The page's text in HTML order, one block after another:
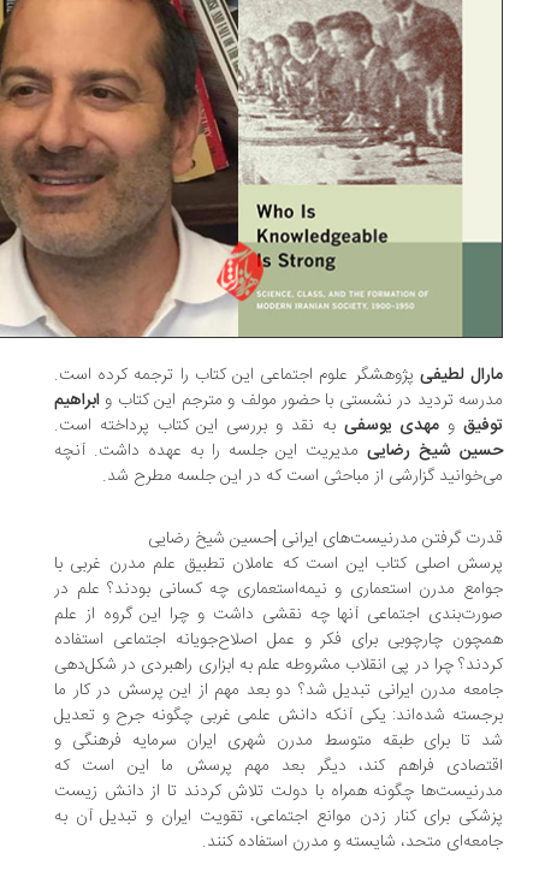
لطیفی پژوهشگر علوم اجتماعی این کتاب را ترجمه کرده است.
تردید در نشستی با حضور مولف و مترجم این کتاب وابراهیم
ومهدی یوسفیبه نقد و بررسی این کتاب پرداخته است.
شیخ رضایی مدیریت این جلسه را به عهده داشت. آنچه
گزارشی از مباحثی است که در این جلسه مطرح شد.
گرفتن مدرنیست‌های ایرانی |حسین شیخ رضایی
اصلی کتاب این است که عاملان تطبیق علم مدرن غربی با
مدرن استعماری و نیمه‌استعماری چه کسانی بودند؟ علم در
اجتماعی آنها چه نقشی داشت و چرا این گروه از علم
چارچوبی برای فکر و عمل اصلاح‌جویانه اجتماعی استفاده
چرا در پی انقلاب مشروطه علم به ابزاری راهبردی در شکل‌دهی
مدرن ایرانی تبدیل شد؟ دو بعد مهم از این پرسش در کار ما
شده‌اند: یکی آنکه دانش علمی غربی چگونه جرح و تعدیل
تا برای طبقه متوسط مدرن شهری ایران سرمایه فرهنگی و
فراهم کند، دیگر بعد مهم پرسش ما این است که
چگونه همراه با دولت تلاش کردند تا از دانش زیست
برای کنار زدن موانع اجتماعی، تقویت ایران و تبدیل آن به
متحد، شایسته و مدرن استفاده کنند.